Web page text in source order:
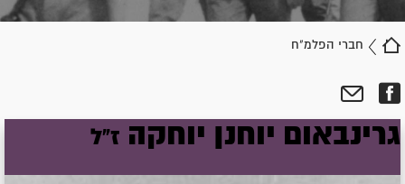
חברי הפלמ"ח
גרינבאום יוחנן יוחקה ז"ל